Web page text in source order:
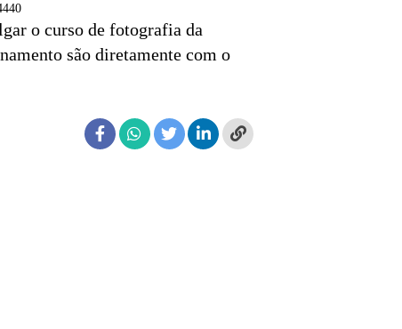
o curso de fotografia da
são diretamente com o